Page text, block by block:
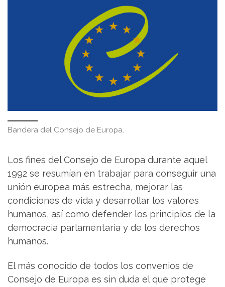
Bandera del Consejo de Europa.
Los fines del Consejo de Europa durante aquel
1992 se resumían en trabajar para conseguir una
unión europea más estrecha, mejorar las
condiciones de vida y desarrollar los valores
humanos, así como defender los principios de la
democracia parlamentaria y de los derechos
humanos.
El más conocido de todos los convenios de
Consejo de Europa es sin duda el que protege